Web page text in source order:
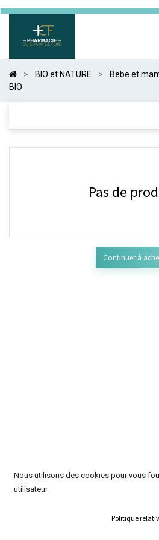
BIO et NATURE Bebe et
BIO
Pas de
Continuer à
Nous utilisons des cookies pour vous
utilisateur.
Politique